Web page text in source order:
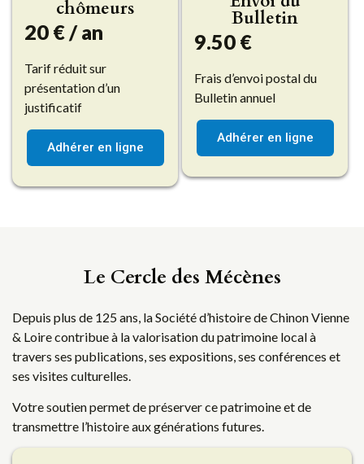
chômeurs
20 € / an
Tarif réduit sur
présentation d’un
justificatif
Adhérer en ligne
Bulletin
9.50 €
Frais d’envoi postal du
Bulletin annuel
Adhérer en ligne
Le Cercle des Mécènes
Depuis plus de 125 ans, la Société d’histoire de Chinon Vienne
& Loire contribue à la valorisation du patrimoine local à
travers ses publications, ses expositions, ses conférences et
ses visites culturelles.
Votre soutien permet de préserver ce patrimoine et de
transmettre l’histoire aux générations futures.